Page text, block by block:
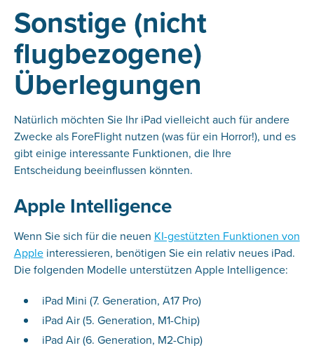
Sonstige (nicht
flugbezogene)
Überlegungen
Natürlich möchten Sie Ihr iPad vielleicht auch für andere
Zwecke als ForeFlight nutzen (was für ein Horror!), und es
gibt einige interessante Funktionen, die Ihre
Entscheidung beeinflussen könnten.
Apple Intelligence
Wenn Sie sich für die neuen KI-gestützten Funktionen von
Appleinteressieren, benötigen Sie ein relativ neues iPad.
Die folgenden Modelle unterstützen Apple Intelligence:
iPad Mini (7. Generation, A17 Pro)
iPad Air (5. Generation, M1-Chip)
iPad Air (6. Generation, M2-Chip)